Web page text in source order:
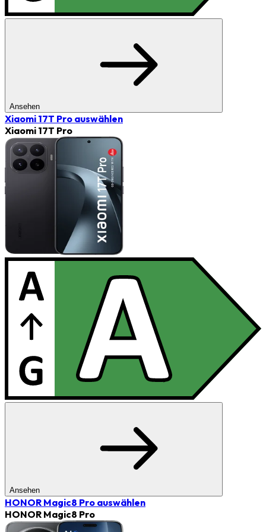
Ansehen
Xiaomi 17T Pro auswählen
Xiaomi 17T Pro
Ansehen
HONOR Magic8 Pro auswählen
HONOR Magic8 Pro